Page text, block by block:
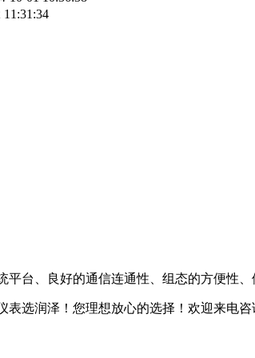
11:31:34
平台、良好的通信连通性、组态的方便性
表选润泽！您理想放心的选择！欢迎来电咨